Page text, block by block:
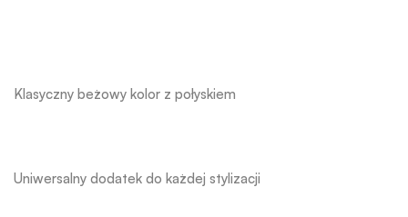
Klasyczny beżowy kolor z połyskiem
Uniwersalny dodatek do każdej stylizacji